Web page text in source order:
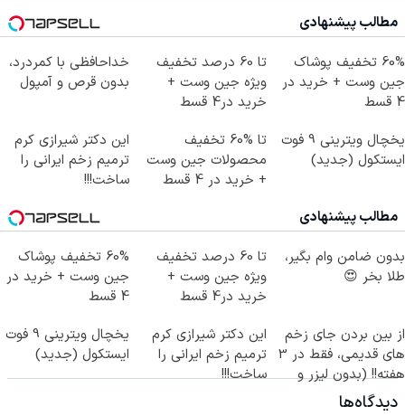
مطالب پیشنهادی
60% تخفیف پوشاک
جین وست + خرید در
4 قسط
تا 60 درصد تخفیف
ویژه جین وست +
خرید در4 قسط
خداحافظی با کمردرد،
بدون قرص و آمپول
یخچال ویترینی 9 فوت
ایستکول (جدید)
تا %60 تخفیف
محصولات جین وست
+ خرید در 4 قسط
این دکتر شیرازی کرم
ترمیم زخم ایرانی را
ساخت!!!
مطالب پیشنهادی
بدون ضامن وام بگیر،
طلا بخر 😍
تا 60 درصد تخفیف
ویژه جین وست +
خرید در4 قسط
60% تخفیف پوشاک
جین وست + خرید در
4 قسط
از بین بردن جای زخم
های قدیمی، فقط در 3
هفته!! (بدون لیزر و
جراحی)
این دکتر شیرازی کرم
ترمیم زخم ایرانی را
ساخت!!!
یخچال ویترینی 9 فوت
ایستکول (جدید)
دیدگاه‌ها